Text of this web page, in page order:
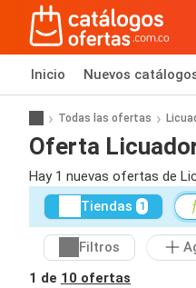
Inicio Nuevos
Todas las ofertas
Oferta
Hay 1 nuevas ofertas de
Tiendas 1
Filtros
1 de 10 ofertas